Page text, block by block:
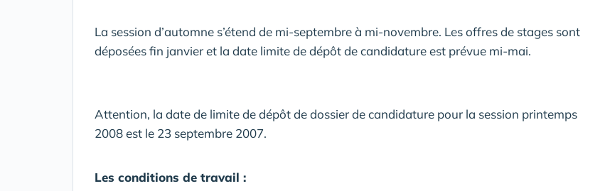
La session d’automne s’étend de mi-septembre à mi-novembre. Les offres de stages sont
déposées fin janvier et la date limite de dépôt de candidature est prévue mi-mai.
Attention, la date de limite de dépôt de dossier de candidature pour la session printemps
2008 est le 23 septembre 2007.
Les conditions de travail :